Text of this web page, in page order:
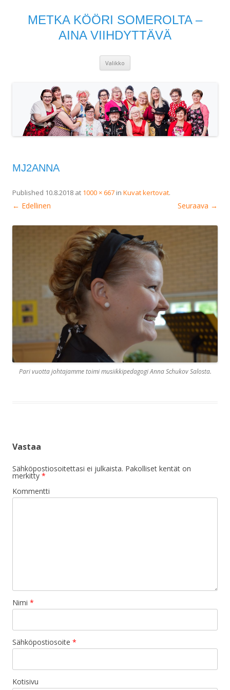
METKA KÖÖRI SOMEROLTA –
AINA VIIHDYTTÄVÄ
Valikko
MJ2ANNA
Published 10.8.2018 at 1000 × 667 in Kuvat kertovat.
← Edellinen Seuraava →
Pari vuotta johtajamme toimi musiikkipedagogi Anna Schukov Salosta.
Vastaa
Sähköpostiosoitettasi ei julkaista. Pakolliset kentät on
merkitty *
Kommentti
Nimi *
Sähköpostiosoite *
Kotisivu